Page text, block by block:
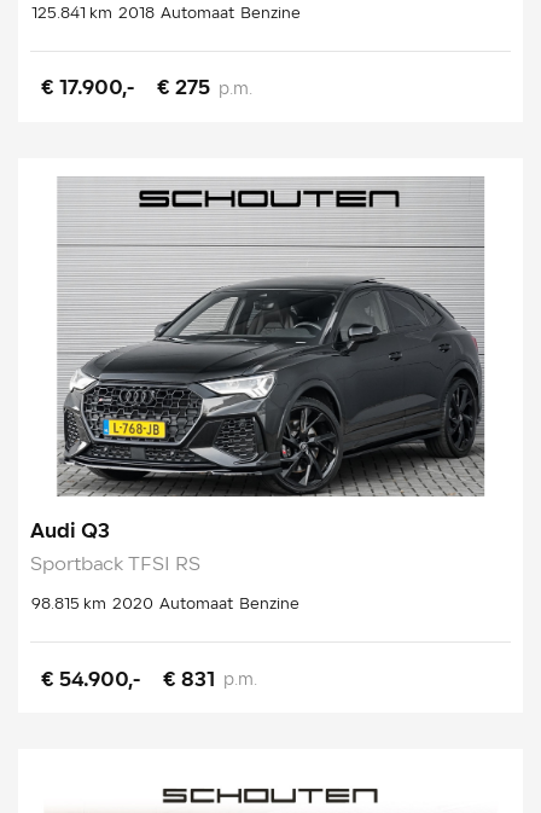
125.841 km 2018 Automaat Benzine
€ 17.900,- € 275 p.m.
Audi Q3
Sportback TFSI RS
98.815 km 2020 Automaat Benzine
€ 54.900,- € 831 p.m.